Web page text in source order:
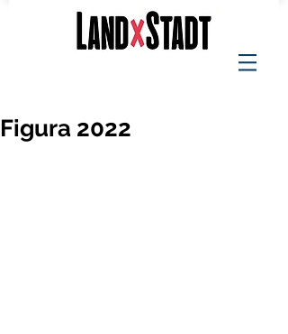
Figura 2022